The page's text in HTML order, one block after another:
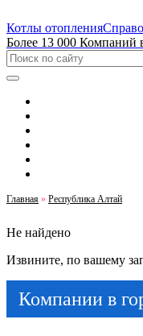
Котлы отопления
Более 13 000 Компаний
Главная » Республика Алтай
Не найдено
Извините, по вашему
Компании в